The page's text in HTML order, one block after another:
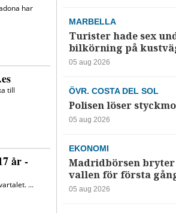
MARBELLA
Turister hade sex
bilkörning på
05 aug 2026
ÖVR. COSTA DEL SOL
Polisen löser
05 aug 2026
EKONOMI
Madridbörsen bryter
vallen för första
05 aug 2026